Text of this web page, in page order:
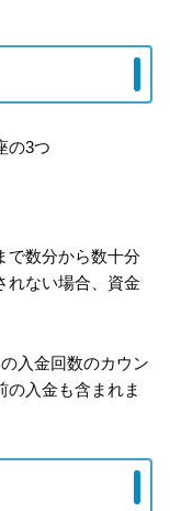
の3つ
で数分から数十分
れない場合、資金
入金回数のカウン
の入金も含まれま